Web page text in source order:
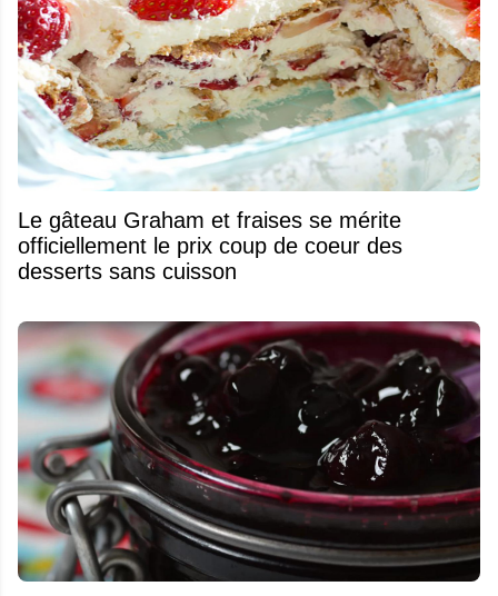
Le gâteau Graham et fraises se mérite
officiellement le prix coup de coeur des
desserts sans cuisson